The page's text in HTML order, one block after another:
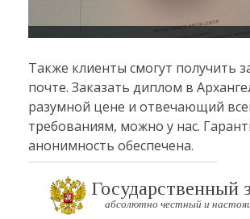
Также клиенты смогут получить
почте. Заказать диплом в
разумной цене и отвечающий
требованиям, можно у нас.
анонимность обеспечена.
Государственный
абсолютно честный и